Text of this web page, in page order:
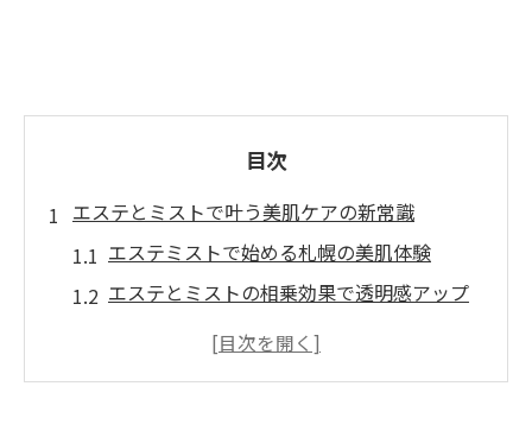
目次
エステとミストで叶う美肌ケアの新常識
エステミストで始める札幌の美肌体験
エステとミストの相乗効果で透明感アップ
札幌エステサロン選びとミスト活用術